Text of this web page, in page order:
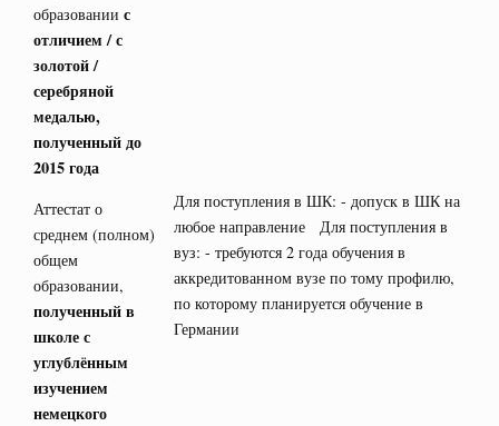
образовании с
отличием / с
золотой /
серебряной
медалью,
полученный до
2015 года
Для поступления в ШК: - допуск в ШК на
любое направление Для поступления в
вуз: - требуются 2 года обучения в
аккредитованном вузе по тому профилю,
по которому планируется обучение в
Германии
Аттестат о
среднем (полном)
общем
образовании,
полученный в
школе с
углублённым
изучением
немецкого